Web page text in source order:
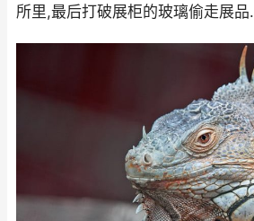
所里,最后打破展柜的玻璃偷走展品.